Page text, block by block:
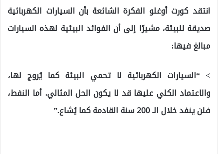
انتقد كورت أوغلو الفكرة الشائعة بأن السيارات الكهربائية
صديقة للبيئة، مشيرًا إلى أن الفوائد البيئية لهذه السيارات
مبالغ فيها:
> “السيارات الكهربائية لا تحمي البيئة كما يُروج لها،
والاعتماد الكلي عليها قد لا يكون الحل المثالي. أما النفط،
فلن ينفد خلال الـ 200 سنة القادمة كما يُشاع.”